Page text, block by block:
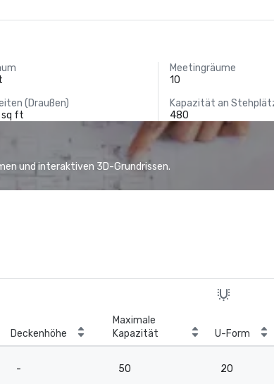
Meetingräume
10
(Draußen)
sq ft
Kapazität an
480
und interaktiven 3D-Grundrissen.
Deckenhöhe
Maximale
Kapazität
U-Form
- 50 20